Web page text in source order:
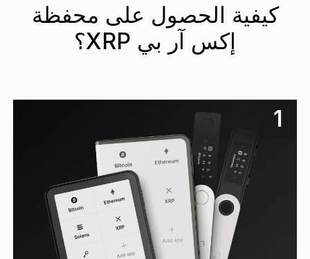
كيفية الحصول على محفظة
إكس آر بي XRP؟
1